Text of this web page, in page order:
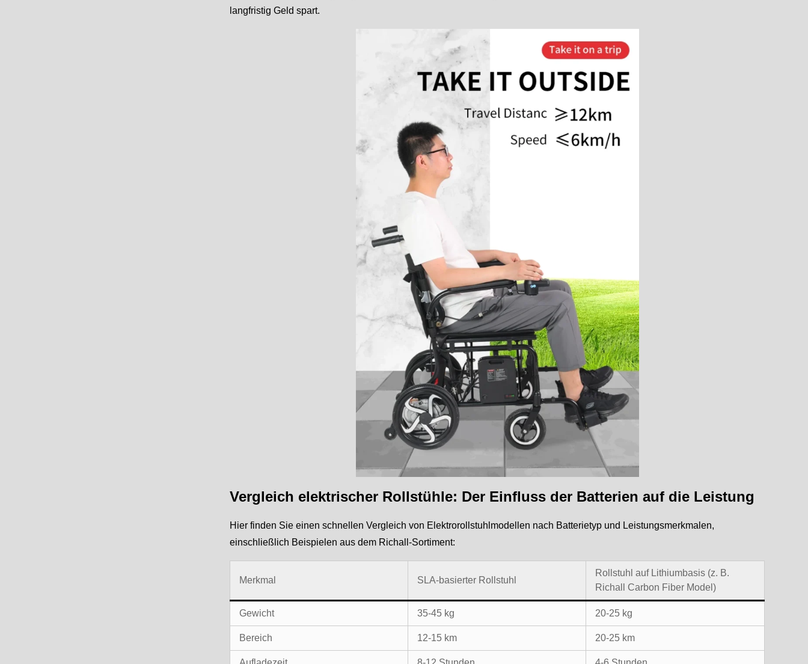
langfristig Geld spart.
Vergleich elektrischer Rollstühle: Der Einfluss der Batterien auf die Leistung
Hier finden Sie einen schnellen Vergleich von Elektrorollstuhlmodellen nach Batterietyp und Leistungsmerkmalen,
einschließlich Beispielen aus dem Richall-Sortiment:
Merkmal SLA-basierter Rollstuhl
Rollstuhl auf Lithiumbasis (z. B.
Richall Carbon Fiber Model)
Gewicht 35-45 kg 20-25 kg
Bereich 12-15 km 20-25 km